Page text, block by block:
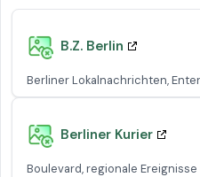
B.Z. Berlin
Berliner Lokalnachrichten,
Berliner Kurier
Boulevard, regionale